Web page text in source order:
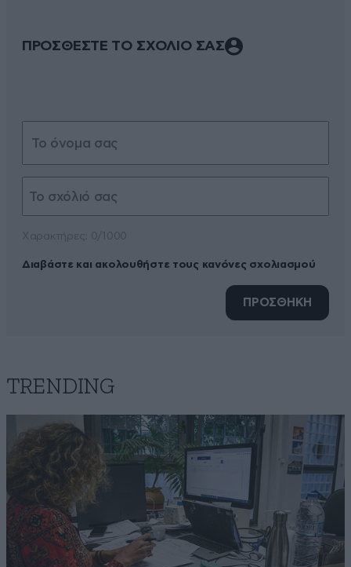
ΠΡΟΣΘΕΣΤΕ ΤΟ ΣΧΟΛΙΟ ΣΑΣ
Διαβάστε και ακολουθήστε τους κανόνες σχολιασμού
ΠΡΟΣΘΗΚΗ
TRENDING